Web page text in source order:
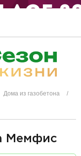
Дома из газобетона
Мемфис